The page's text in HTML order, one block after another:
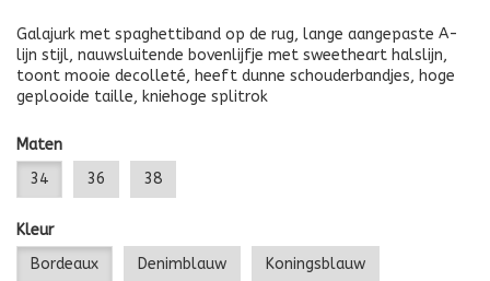
Galajurk met spaghettiband op de rug, lange aangepaste A-
lijn stijl, nauwsluitende bovenlijfje met sweetheart halslijn,
toont mooie decolleté, heeft dunne schouderbandjes, hoge
geplooide taille, kniehoge splitrok
Maten
34
36 38
Kleur
Bordeaux
Denimblauw Koningsblauw